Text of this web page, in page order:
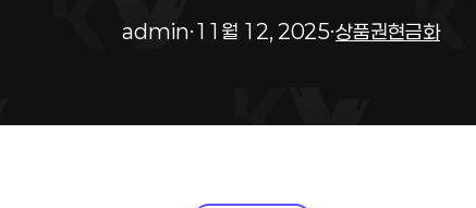
admin·11월 12, 2025·상품권현금화